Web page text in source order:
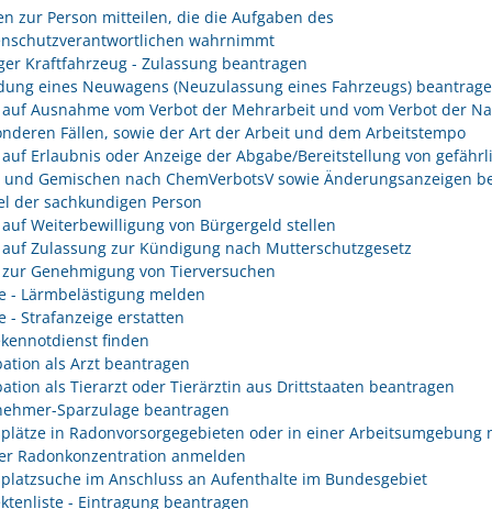
zur Person mitteilen, die die Aufgaben des
wahrnimmt
Kraftfahrzeug - Zulassung beantragen
eines Neuwagens (Neuzulassung eines Fahrzeugs)
Ausnahme vom Verbot der Mehrarbeit und vom Verbot der
Fällen, sowie der Art der Arbeit und dem Arbeitstempo
Erlaubnis oder Anzeige der Abgabe/Bereitstellung von
und Gemischen nach ChemVerbotsV sowie Änderungsanzeigen
der sachkundigen Person
Weiterbewilligung von Bürgergeld stellen
Zulassung zur Kündigung nach Mutterschutzgesetz
Genehmigung von Tierversuchen
- Lärmbelästigung melden
- Strafanzeige erstatten
finden
als Arzt beantragen
als Tierarzt oder Tierärztin aus Drittstaaten beantragen
Sparzulage beantragen
in Radonvorsorgegebieten oder in einer Arbeitsumgebung
Radonkonzentration anmelden
im Anschluss an Aufenthalte im Bundesgebiet
- Eintragung beantragen